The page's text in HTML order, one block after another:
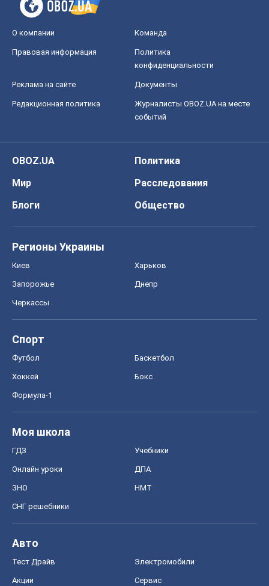
О компании Команда
Правовая информация
Политика
конфиденциальности
Реклама на сайте Документы
Редакционная политика
Журналисты OBOZ.UA на месте
событий
OBOZ.UA
Политика
Мир
Расследования
Блоги
Общество
Регионы Украины
Киев Харьков
Запорожье Днепр
Черкассы
Спорт
Футбол Баскетбол
Хоккей Бокс
Формула-1
Моя школа
ГДЗ Учебники
Онлайн уроки ДПА
ЗНО НМТ
СНГ решебники
Авто
Тест Драйв Электромобили
Акции Сервис